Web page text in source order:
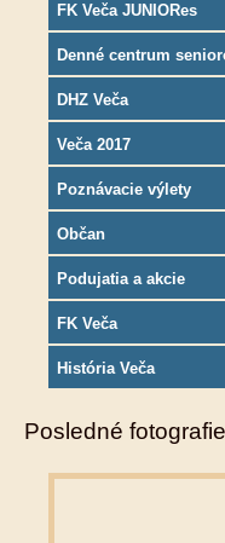
FK Veča JUNIORes
Denné centrum
DHZ Veča
Veča 2017
Poznávacie výlety
Občan
Podujatia a akcie
FK Veča
História Veča
Posledné fotografie